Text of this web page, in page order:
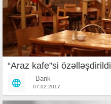
“Araz kafe”si özəlləşdirildi
Bank
07.02.2017